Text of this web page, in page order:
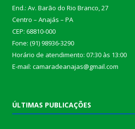
End.: Av. Barão do Rio Branco, 27
Centro – Anajás – PA
CEP: 68810-000
Fone: (91) 98936-3290
Horário de atendimento: 07:30 às 13:00
E-mail: camaradeanajas@gmail.com
ÚLTIMAS PUBLICAÇÕES